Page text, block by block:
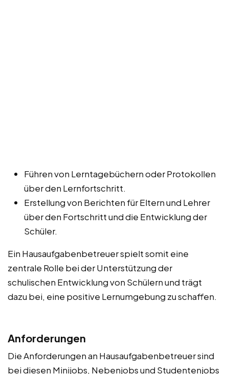
Führen von Lerntagebüchern oder Protokollen
über den Lernfortschritt.
Erstellung von Berichten für Eltern und Lehrer
über den Fortschritt und die Entwicklung der
Schüler.
Ein Hausaufgabenbetreuer spielt somit eine
zentrale Rolle bei der Unterstützung der
schulischen Entwicklung von Schülern und trägt
dazu bei, eine positive Lernumgebung zu schaffen.
Anforderungen
Die Anforderungen an Hausaufgabenbetreuer sind
bei diesen Minijobs, Nebenjobs und Studentenjobs